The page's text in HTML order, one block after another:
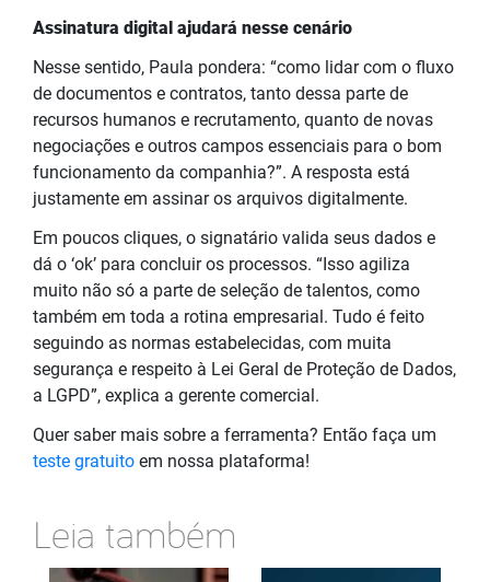
Assinatura digital ajudará nesse cenário
Nesse sentido, Paula pondera: “como lidar com o fluxo
de documentos e contratos, tanto dessa parte de
recursos humanos e recrutamento, quanto de novas
negociações e outros campos essenciais para o bom
funcionamento da companhia?”. A resposta está
justamente em assinar os arquivos digitalmente.
Em poucos cliques, o signatário valida seus dados e
dá o ‘ok’ para concluir os processos. “Isso agiliza
muito não só a parte de seleção de talentos, como
também em toda a rotina empresarial. Tudo é feito
seguindo as normas estabelecidas, com muita
segurança e respeito à Lei Geral de Proteção de Dados,
a LGPD”, explica a gerente comercial.
Quer saber mais sobre a ferramenta? Então faça um
teste gratuito em nossa plataforma!
Leia também